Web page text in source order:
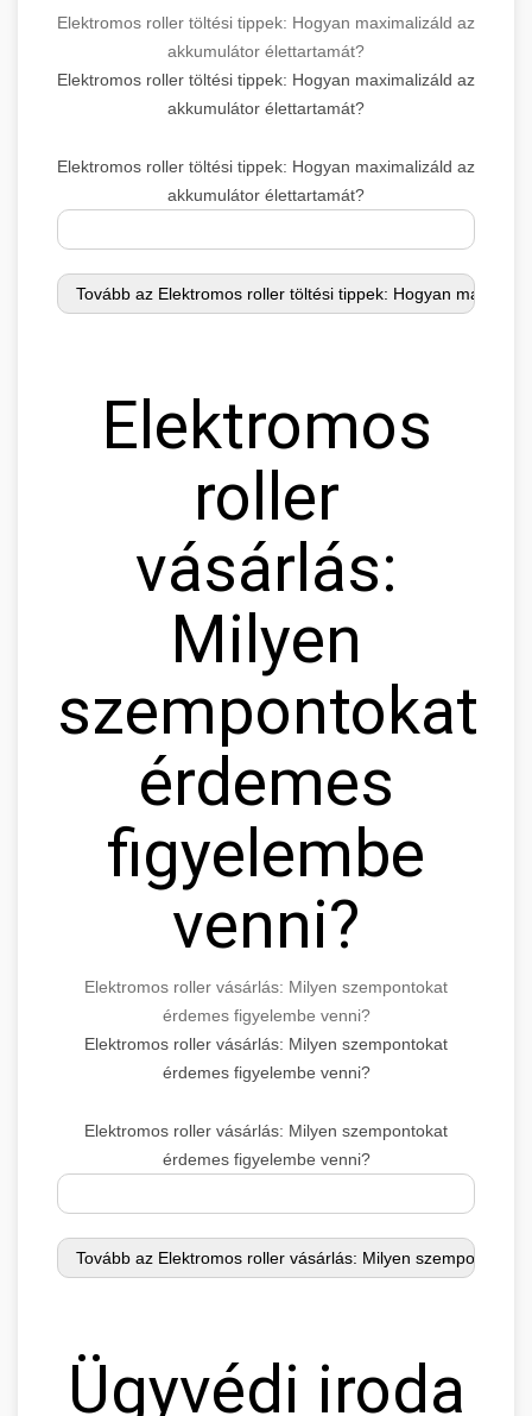
Elektromos roller töltési tippek: Hogyan maximalizáld az
akkumulátor élettartamát?
Elektromos roller töltési tippek: Hogyan maximalizáld az
akkumulátor élettartamát?
Elektromos roller töltési tippek: Hogyan maximalizáld az
akkumulátor élettartamát?
Elektromos
roller
vásárlás:
Milyen
szempontokat
érdemes
figyelembe
venni?
Elektromos roller vásárlás: Milyen szempontokat
érdemes figyelembe venni?
Elektromos roller vásárlás: Milyen szempontokat
érdemes figyelembe venni?
Elektromos roller vásárlás: Milyen szempontokat
érdemes figyelembe venni?
Ügyvédi iroda